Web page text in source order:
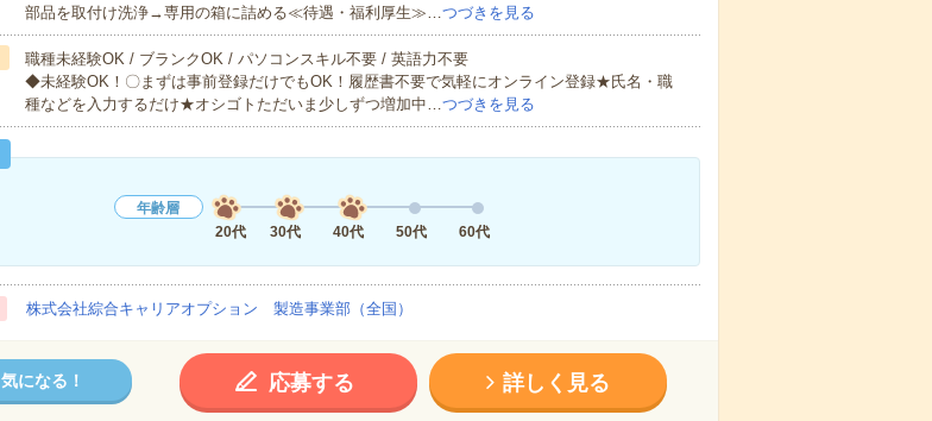
部品を取付け洗浄→専用の箱に詰める≪待遇・福利厚生≫…つづきを見る
職種未経験OK / ブランクOK / パソコンスキル不要 / 英語力不要
◆未経験OK！〇まずは事前登録だけでもOK！履歴書不要で気軽にオンライン登録★氏名・職
種などを入力するだけ★オシゴトただいま少しずつ増加中…つづきを見る
年齢層
20代
30代 40代 50代 60代
株式会社綜合キャリアオプション 製造事業部（全国）
気になる！ 応募する 詳しく見る